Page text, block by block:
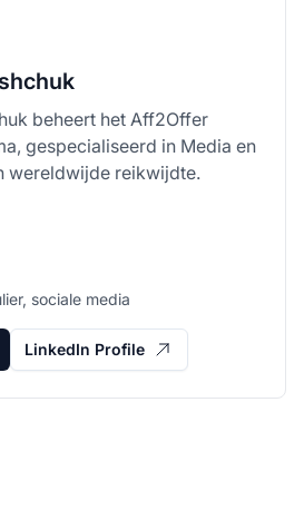
beheert het Aff2Offer
gespecialiseerd in Media en
wereldwijde reikwijdte.
sociale media
LinkedIn Profile